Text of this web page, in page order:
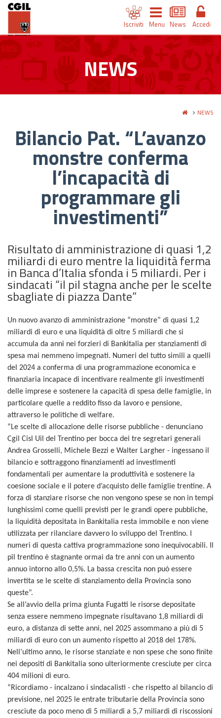
Iscriviti Menu News Accedi
NEWS
NEWS
Bilancio Pat. “L’avanzo
monstre conferma
l’incapacità di
programmare gli
investimenti”
Risultato di amministrazione di quasi 1,2
miliardi di euro mentre la liquidità ferma
in Banca d’Italia sfonda i 5 miliardi. Per i
sindacati “il pil stagna anche per le scelte
sbagliate di piazza Dante”
Un nuovo avanzo di amministrazione “monstre” di quasi 1,2
miliardi di euro e una liquidità di oltre 5 miliardi che si
accumula da anni nei forzieri di Bankitalia per stanziamenti di
spesa mai nemmeno impegnati. Numeri del tutto simili a quelli
del 2024 a conferma di una programmazione economica e
finanziaria incapace di incentivare realmente gli investimenti
delle imprese e sostenere la capacità di spesa delle famiglie, in
particolare quelle a reddito fisso da lavoro e pensione,
attraverso le politiche di welfare.
“Le scelte di allocazione delle risorse pubbliche - denunciano
Cgil Cisl Uil del Trentino per bocca dei tre segretari generali
Andrea Grosselli, Michele Bezzi e Walter Largher - ingessano il
bilancio e sottraggono finanziamenti ad investimenti
fondamentali per aumentare la produttività e sostenere la
coesione sociale e il potere d’acquisto delle famiglie trentine. A
forza di stanziare risorse che non vengono spese se non in tempi
lunghissimi come quelli previsti per le grandi opere pubbliche,
la liquidità depositata in Bankitalia resta immobile e non viene
utilizzata per rilanciare davvero lo sviluppo del Trentino. I
numeri di questa cattiva programmazione sono inequivocabili. Il
pil trentino è stagnante ormai da tre anni con un aumento
annuo intorno allo 0,5%. La bassa crescita non può essere
invertita se le scelte di stanziamento della Provincia sono
queste”.
Se all’avvio della prima giunta Fugatti le risorse depositate
senza essere nemmeno impegnate risultavano 1,8 miliardi di
euro, a distanza di sette anni, nel 2025 assommano a più di 5
miliardi di euro con un aumento rispetto al 2018 del 178%.
Nell’ultimo anno, le risorse stanziate e non spese che sono finite
nei depositi di Bankitalia sono ulteriormente cresciute per circa
404 milioni di euro.
“Ricordiamo - incalzano i sindacalisti - che rispetto al bilancio di
previsione, nel 2025 le entrate tributarie della Provincia sono
cresciute da poco meno di 5 miliardi a 5,7 miliardi di riscossioni